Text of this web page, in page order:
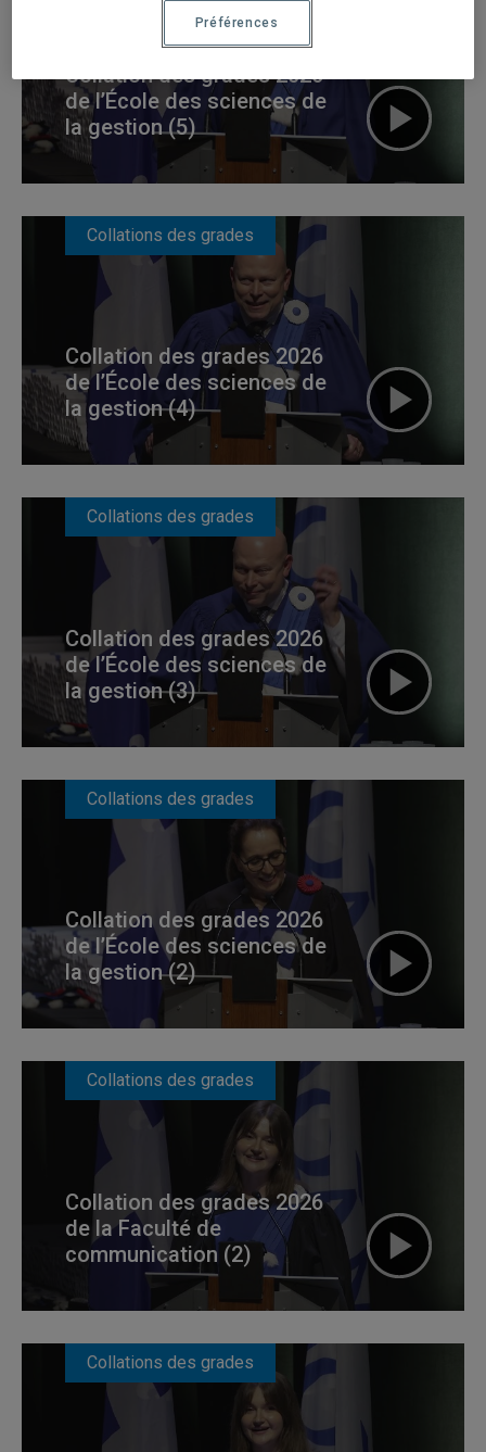
Collation des grades 2026
de l’École des sciences de
la gestion (5)
Collations des grades
Collation des grades 2026
de l’École des sciences de
la gestion (4)
Collations des grades
Collation des grades 2026
de l’École des sciences de
la gestion (3)
Collations des grades
Collation des grades 2026
de l’École des sciences de
la gestion (2)
Collations des grades
Collation des grades 2026
de la Faculté de
communication (2)
Collations des grades
Préférences